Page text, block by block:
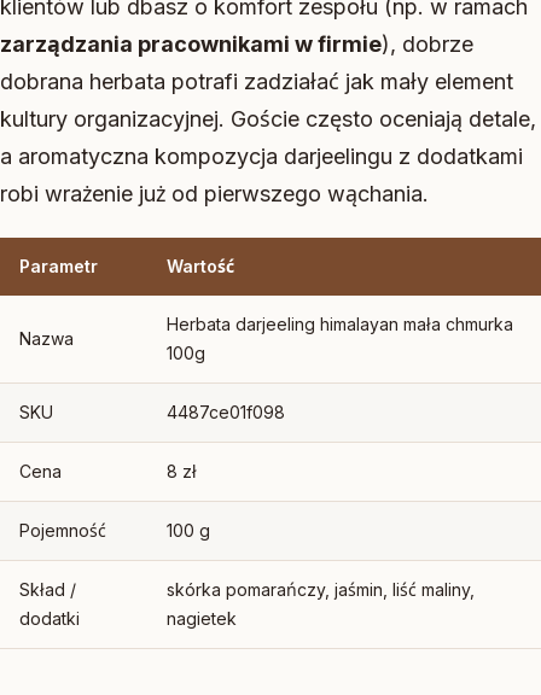
klientów lub dbasz o komfort zespołu (np. w ramach
zarządzania pracownikami w firmie), dobrze
dobrana herbata potrafi zadziałać jak mały element
kultury organizacyjnej. Goście często oceniają detale,
a aromatyczna kompozycja darjeelingu z dodatkami
robi wrażenie już od pierwszego wąchania.
Parametr Wartość
Nazwa
Herbata darjeeling himalayan mała chmurka
100g
SKU 4487ce01f098
Cena 8 zł
Pojemność 100 g
Skład /
dodatki
skórka pomarańczy, jaśmin, liść maliny,
nagietek